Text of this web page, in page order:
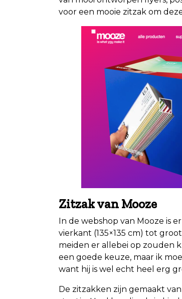
voor een mooie zitzak om
Zitzak van Mooze
In de webshop van Mooze is
vierkant (135×135 cm) tot
meiden er allebei op zouden
een goede keuze, maar ik
want hij is wel echt heel erg
De zitzakken zijn gemaakt